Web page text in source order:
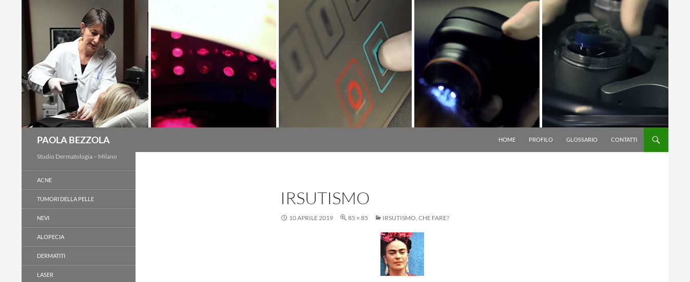
PAOLA BEZZOLA
HOME
PROFILO GLOSSARIO CONTATTI
IRSUTISMO
10 APRILE 2019 85 × 85 IRSUTISMO, CHE FARE?
Studio Dermatologia – Milano
ACNE
TUMORI DELLA PELLE
NEVI
ALOPECIA
DERMATITI
LASER